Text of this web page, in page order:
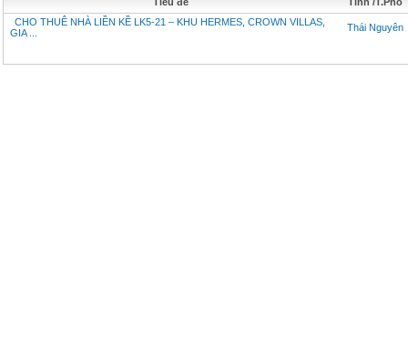
CHO THUÊ NHÀ LIỀN KỀ LK5-21 – KHU HERMES, CROWN VILLAS,
GIA ...
Thái Nguyên